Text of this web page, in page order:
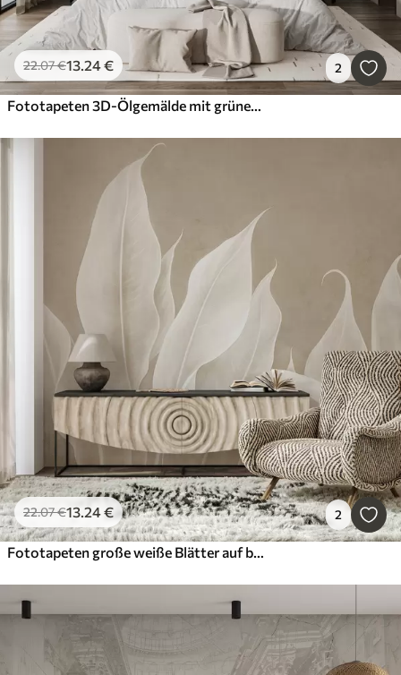
22.07€13.24€ 2
Fototapeten 3D-Ölgemälde mit grünem Zweig auf weißem Hintergrund, minimalistisches Design im Boho-Stil
22.07€13.24€ 2
Fototapeten große weiße Blätter auf beigem Hintergrund